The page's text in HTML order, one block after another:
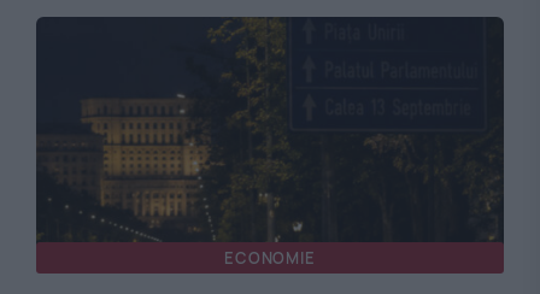
ECONOMIE